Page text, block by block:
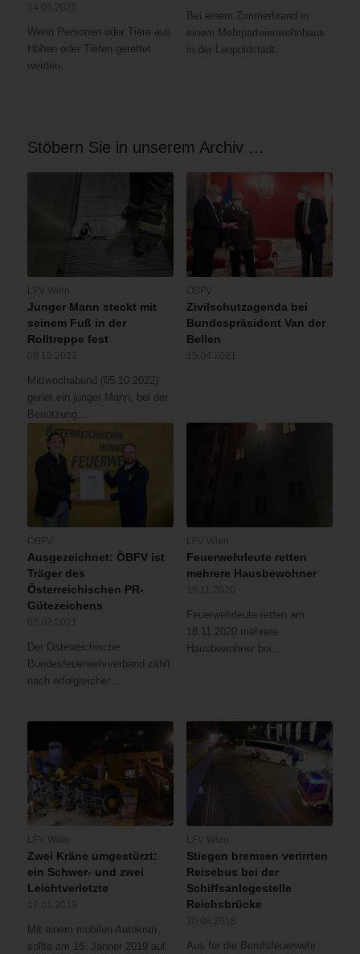
Wenn Personen oder Tiere aus
Höhen oder Tiefen gerettet
werden…
Bei einem Zimmerbrand in
einem Mehrparteienwohnhaus
in der Leopoldstadt…
Stöbern Sie in unserem Archiv …
Junger Mann steckt mit
seinem Fuß in der
Rolltreppe fest
Mittwochabend (05.10.2022)
geriet ein junger Mann, bei der
Benützung…
Zivilschutzagenda bei
Bundespräsident Van der
Bellen
Ausgezeichnet: ÖBFV ist
Träger des
Österreichischen PR-
Gütezeichens
Der Österreichische
Bundesfeuerwehrverband zählt
nach erfolgreicher…
Feuerwehrleute retten
mehrere Hausbewohner
Feuerwehrleute retten am
18.11.2020 mehrere
Hausbewohner bei…
Zwei Kräne umgestürzt:
ein Schwer- und zwei
Leichtverletzte
Mit einem mobilen Autokran
sollte am 16. Jänner 2019 auf
Stiegen bremsen verirrten
Reisebus bei der
Schiffsanlegestelle
Reichsbrücke
Aus für die Berufsfeuerwehr